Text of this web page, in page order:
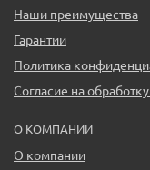
Наши преимущества
Гарантии
Политика
Согласие на
О КОМПАНИИ
О компании